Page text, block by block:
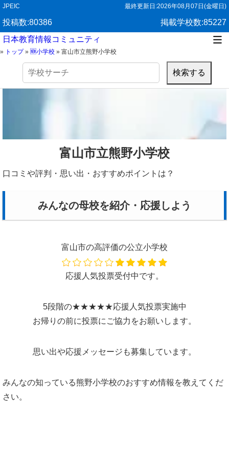
JPEIC 最終更新日:2026年08月07日(金曜日)
投稿数:80386
掲載学校数:85227
日本教育情報コミュニティ
» トップ» 🆕小学校 » 富山市立熊野小学校
検
富山市立熊野小学校
口コミや評判・思い出・おすすめポイントは？
みんなの母校を紹介・応援しよう
富山市の高評価の公立小学校
応援人気投票受付中です。
5段階の★★★★★応援人気投票実施中
お帰りの前に投票にご協力をお願いします。
思い出や応援メッセージも募集しています。
みんなの知っている熊野小学校のおすすめ情報を教えてくだ
さい。